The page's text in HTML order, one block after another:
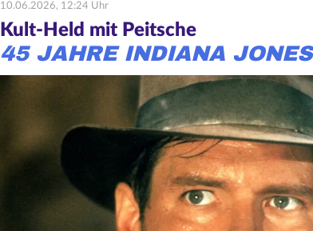
10.06.2026, 12:24 Uhr
Kult-Held mit Peitsche
45 JAHRE INDIANA JONES